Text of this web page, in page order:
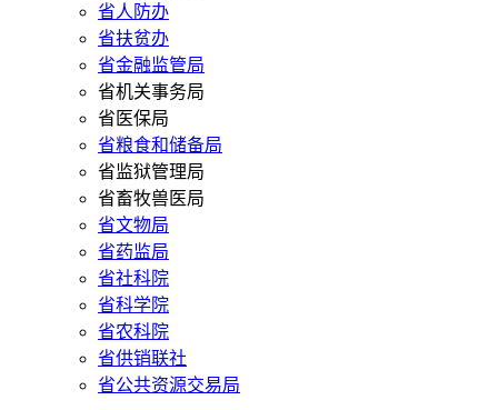
省人防办
省扶贫办
省金融监管局
省机关事务局
省医保局
省粮食和储备局
省监狱管理局
省畜牧兽医局
省文物局
省药监局
省社科院
省科学院
省农科院
省供销联社
省公共资源交易局